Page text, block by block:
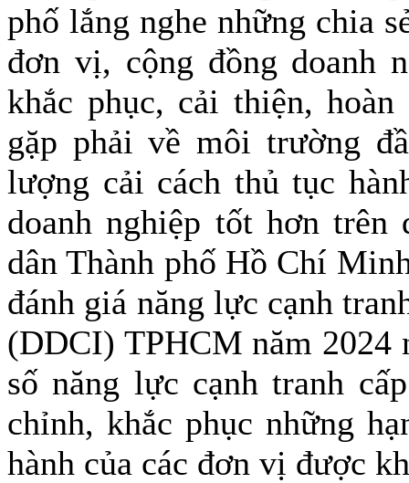
phố lắng nghe những chia
đơn vị, cộng đồng doanh
khắc phục, cải thiện,
gặp phải về môi trường
lượng cải cách thủ tục
doanh nghiệp tốt hơn trên
dân Thành phố Hồ Chí
đánh giá năng lực cạnh
(DDCI) TPHCM năm 2024
số năng lực cạnh tranh
chỉnh, khắc phục những
hành của các đơn vị được